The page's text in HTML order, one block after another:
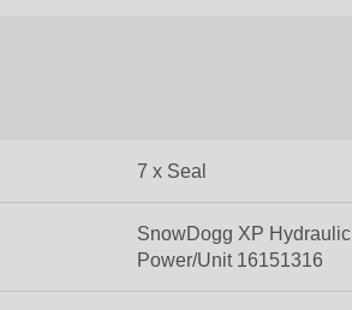
7 x Seal
SnowDogg XP Hydraulic
Power/Unit 16151316